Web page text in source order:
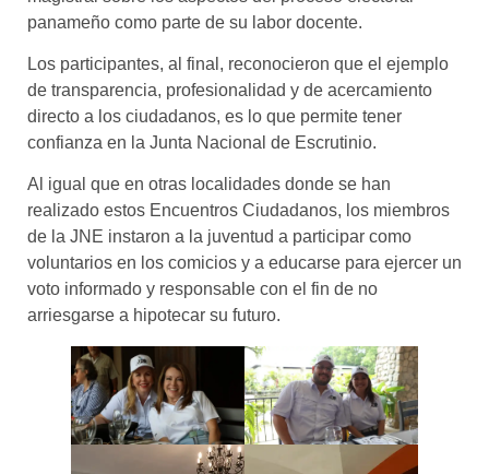
panameño como parte de su labor docente.
Los participantes, al final, reconocieron que el ejemplo
de transparencia, profesionalidad y de acercamiento
directo a los ciudadanos, es lo que permite tener
confianza en la Junta Nacional de Escrutinio.
Al igual que en otras localidades donde se han
realizado estos Encuentros Ciudadanos, los miembros
de la JNE instaron a la juventud a participar como
voluntarios en los comicios y a educarse para ejercer un
voto informado y responsable con el fin de no
arriesgarse a hipotecar su futuro.